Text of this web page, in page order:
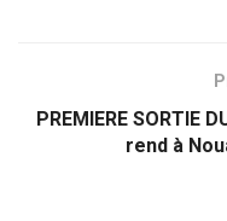
PREMIERE SORTIE
rend à